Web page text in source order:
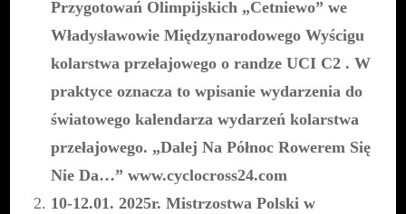
Przygotowań Olimpijskich „Cetniewo” we
Władysławowie Międzynarodowego Wyścigu
kolarstwa przełajowego o randze UCI C2 . W
praktyce oznacza to wpisanie wydarzenia do
światowego kalendarza wydarzeń kolarstwa
przełajowego. „Dalej Na Północ Rowerem Się
Nie Da…”www.cyclocross24.com
10-12.01. 2025r. Mistrzostwa Polski w